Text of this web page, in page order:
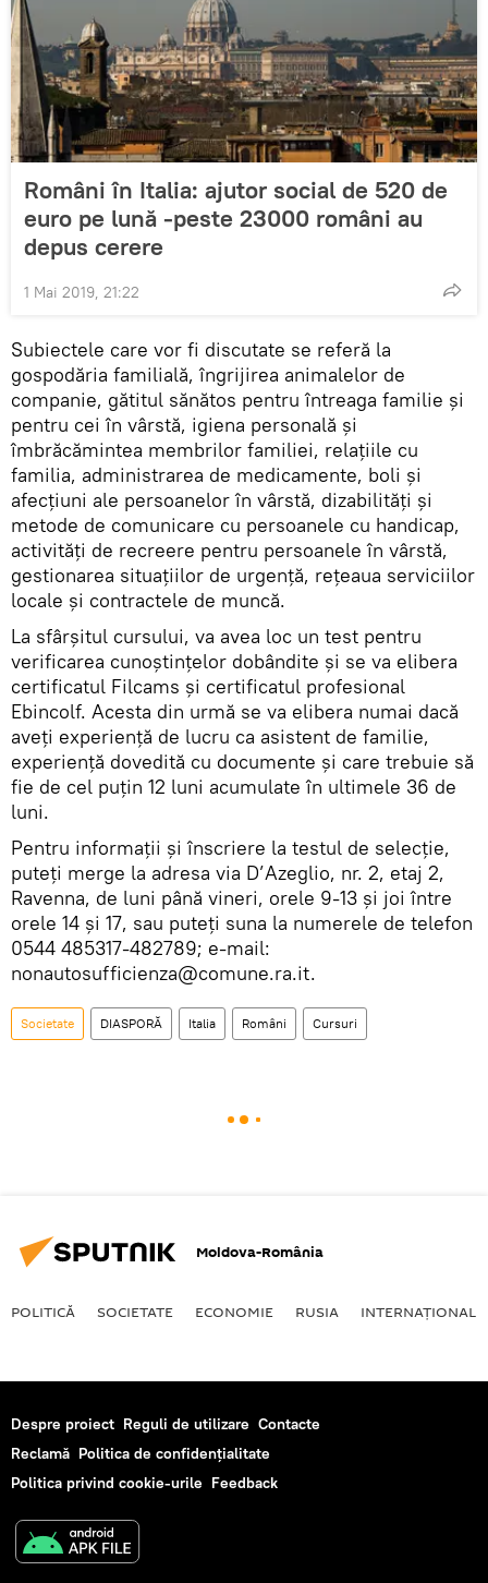
Români în Italia: ajutor social de 520 de
euro pe lună -peste 23000 români au
depus cerere
1 Mai 2019, 21:22
Subiectele care vor fi discutate se referă la
gospodăria familială, îngrijirea animalelor de
companie, gătitul sănătos pentru întreaga familie şi
pentru cei în vârstă, igiena personală și
îmbrăcămintea membrilor familiei, relațiile cu
familia, administrarea de medicamente, boli și
afecţiuni ale persoanelor în vârstă, dizabilități și
metode de comunicare cu persoanele cu handicap,
activități de recreere pentru persoanele în vârstă,
gestionarea situațiilor de urgență, rețeaua serviciilor
locale și contractele de muncă.
La sfârșitul cursului, va avea loc un test pentru
verificarea cunoștințelor dobândite și se va elibera
certificatul Filcams și certificatul profesional
Ebincolf. Acesta din urmă se va elibera numai dacă
aveți experiență de lucru ca asistent de familie,
experienţă dovedită cu documente şi care trebuie să
fie de cel puțin 12 luni acumulate în ultimele 36 de
luni.
Pentru informaţii și înscriere la testul de selecție,
puteţi merge la adresa via D’Azeglio, nr. 2, etaj 2,
Ravenna, de luni până vineri, orele 9-13 și joi între
orele 14 şi 17, sau puteţi suna la numerele de telefon
0544 485317-482789; e-mail:
nonautosufficienza@comune.ra.it.
Societate DIASPORĂ Italia Români Cursuri
Moldova-România
POLITICĂ SOCIETATE ECONOMIE RUSIA INTERNAŢIONAL
Despre proiect Reguli de utilizare Contacte
Reclamă Politica de confidențialitate
Politica privind cookie-urile Feedback